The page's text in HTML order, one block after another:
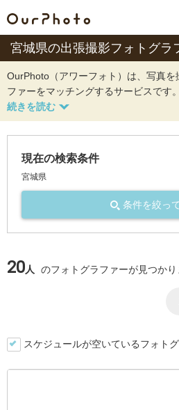
宮城県の出張撮影フォトグラ
OurPhoto（アワーフォト）は、写真
ファーをマッチングするサービスです。
現在の検索条件
宮城県
条件を絞っ
20人 のフォトグラファーが見つかり
スケジュールが空いているフォト